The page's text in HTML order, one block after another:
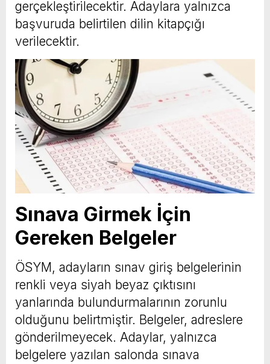
gerçekleştirilecektir. Adaylara yalnızca
başvuruda belirtilen dilin kitapçığı
verilecektir.
Sınava Girmek İçin
Gereken Belgeler
ÖSYM, adayların sınav giriş belgelerinin
renkli veya siyah beyaz çıktısını
yanlarında bulundurmalarının zorunlu
olduğunu belirtmiştir. Belgeler, adreslere
gönderilmeyecek. Adaylar, yalnızca
belgelere yazılan salonda sınava